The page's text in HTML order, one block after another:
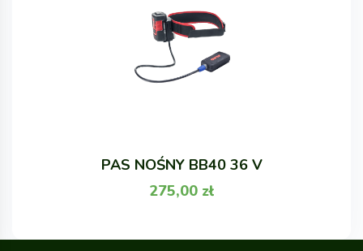
PAS NOŚNY BB40 36 V
275,00 zł